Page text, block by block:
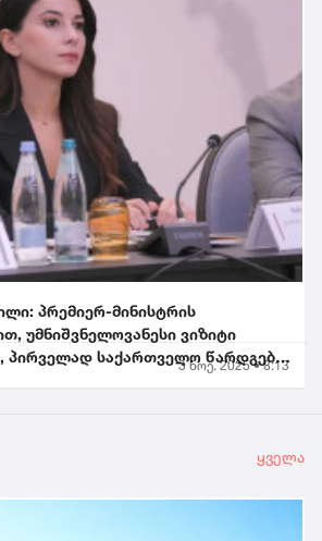
პრემიერ-მინისტრის
უმნიშვნელოვანესი ვიზიტი
პირველად საქართველო წარდგება
3 ნოე. 2025 • 8:13
ყველა